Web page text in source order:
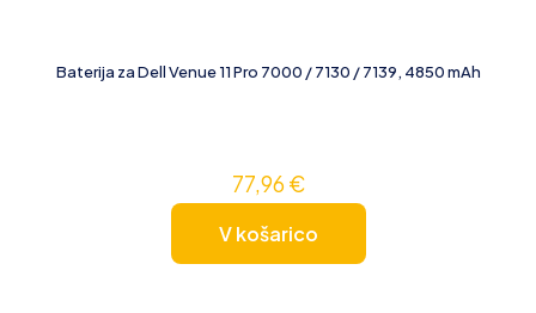
Baterija za Dell Venue 11 Pro 7000 / 7130 / 7139, 4850 mAh
77,96€
V košarico